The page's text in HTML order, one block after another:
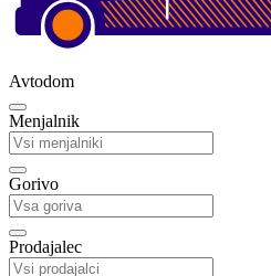
Avtodom
Menjalnik
Gorivo
Prodajalec